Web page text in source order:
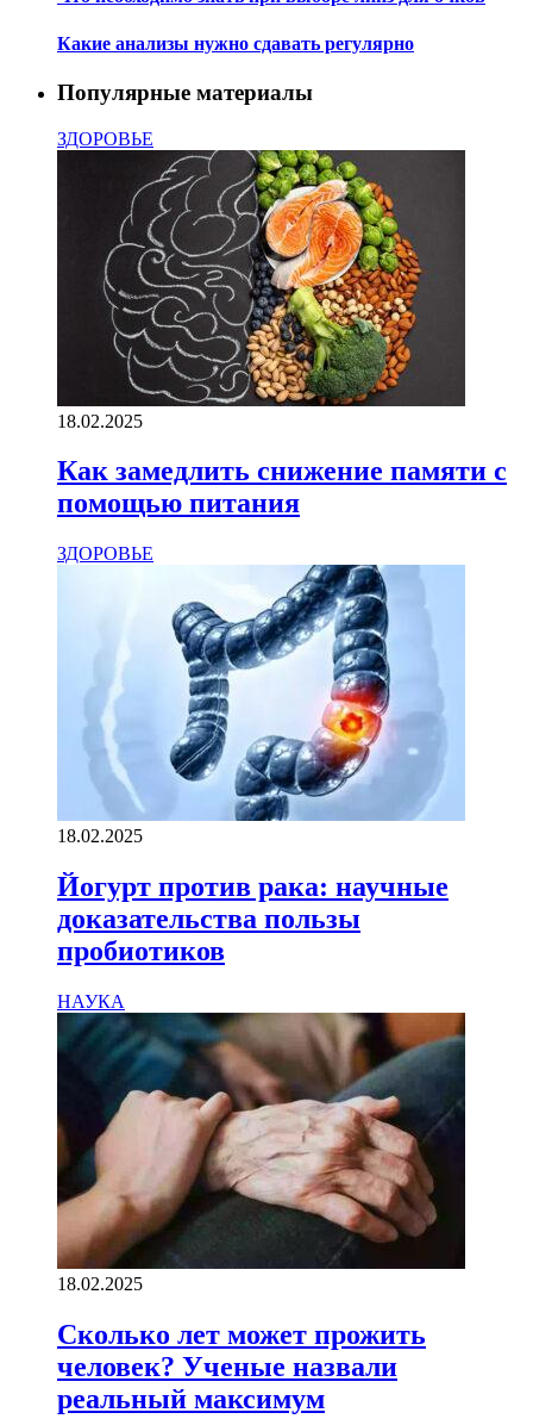
Какие анализы нужно сдавать регулярно
Популярные материалы
ЗДОРОВЬЕ
18.02.2025
Как замедлить снижение памяти с
помощью питания
ЗДОРОВЬЕ
18.02.2025
Йогурт против рака: научные
доказательства пользы
пробиотиков
НАУКА
18.02.2025
Сколько лет может прожить
человек? Ученые назвали
реальный максимум